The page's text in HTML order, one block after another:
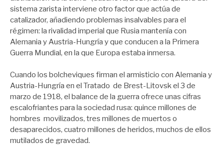
sistema zarista interviene otro factor que actúa de
catalizador, añadiendo problemas insalvables para el
régimen: la rivalidad imperial que Rusia mantenía con
Alemania y Austria-Hungría y que conducen a la Primera
Guerra Mundial, en la que Europa estaba inmersa.
Cuando los bolcheviques firman el armisticio con Alemania y
Austria-Hungría en el Tratado de Brest-Litovsk el 3 de
marzo de 1918, el balance de la guerra ofrece unas cifras
escalofriantes para la sociedad rusa: quince millones de
hombres movilizados, tres millones de muertos o
desaparecidos, cuatro millones de heridos, muchos de ellos
mutilados de gravedad.